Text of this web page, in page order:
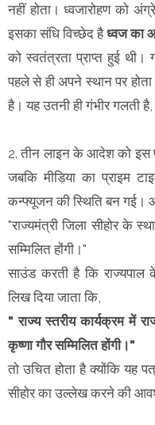
नहीं होता। ध्वजारोहण को
इसका संधि विच्छेद हैध्वज का
को स्वतंत्रता प्राप्त हुई
पहले से ही अपने स्थान पर होता
है। यह उतनी ही गंभीर गलती
2. तीन लाइन के आदेश को इस
जबकि मीडिया का प्राइम
कन्फ्यूजन की स्थिति बन गई।
"राज्यमंत्री जिला सीहोर के
सम्मिलित होंगी।"
साउंड करती है कि राज्यपाल
लिख दिया जाता कि,
" राज्य स्तरीय कार्यक्रम में
कृष्णा गौर सम्मिलित होंगी।"
तो उचित होता है क्योंकि यह
सीहोर का उल्लेख करने की